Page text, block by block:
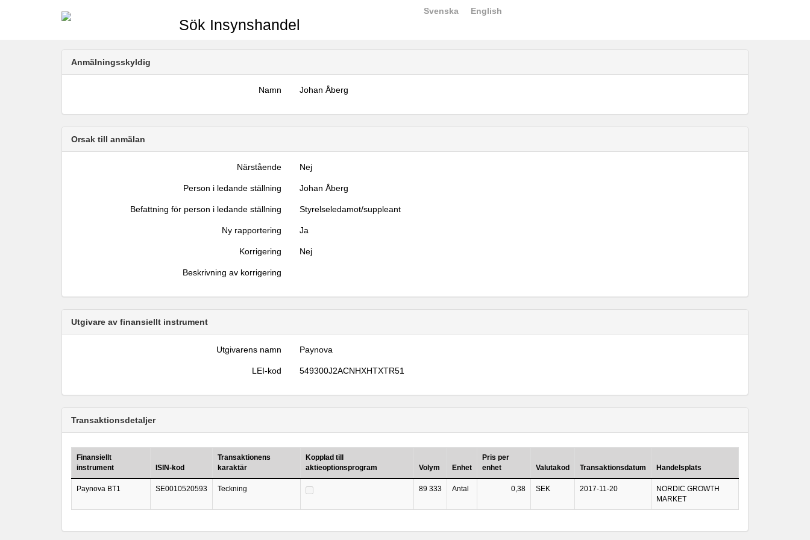
Sök Insynshandel
Svenska English
Anmälningsskyldig
Namn Johan Åberg
Orsak till anmälan
Närstående Nej
Person i ledande ställning Johan Åberg
Befattning för person i ledande ställning Styrelseledamot/suppleant
Ny rapportering Ja
Korrigering Nej
Beskrivning av korrigering
Utgivare av finansiellt instrument
Utgivarens namn Paynova
LEI-kod 549300J2ACNHXHTXTR51
Transaktionsdetaljer
Finansiellt
instrument
ISIN-kod
Transaktionens
karaktär
Kopplad till
aktieoptionsprogram
Volym Enhet
Pris per
enhet
Valutakod Transaktionsdatum Handelsplats
Paynova BT1 SE0010520593 Teckning 89 333 Antal 0,38 SEK 2017-11-20
NORDIC GROWTH
MARKET